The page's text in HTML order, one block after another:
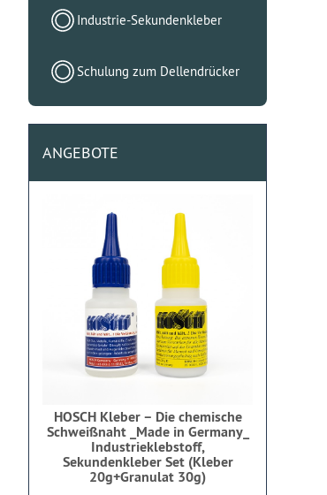
Industrie-Sekundenkleber
Schulung zum Dellendrücker
ANGEBOTE
HOSCH Kleber – Die chemische
Schweißnaht _Made in Germany_
Industrieklebstoff,
Sekundenkleber Set (Kleber
20g+Granulat 30g)